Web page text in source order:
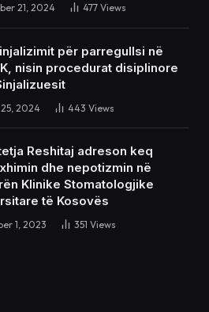
21, 2024 477 Views
për parregullsi në
nisin procedurat disiplinore
2024 443 Views
Reshitaj adreson keq
dhe nepotizmin në
Klinike Stomatologjike
të Kosovës
1, 2023 351 Views